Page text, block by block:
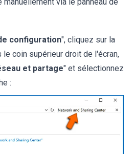
configuration", cliquez sur la
le coin supérieur droit de l'écran,
et partage" et sélectionnez
: